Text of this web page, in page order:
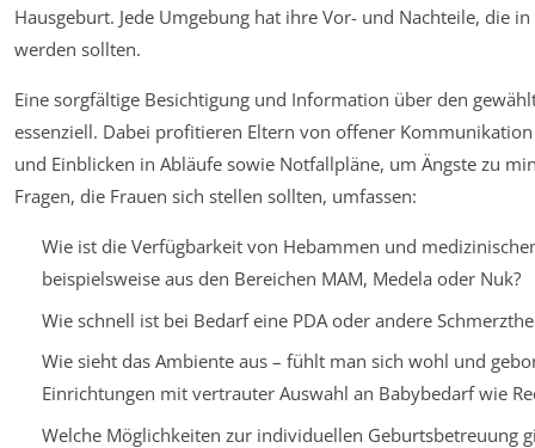
Hausgeburt. Jede Umgebung hat ihre Vor- und Nachteile, die
werden sollten.
Eine sorgfältige Besichtigung und Information über den
essenziell. Dabei profitieren Eltern von offener
und Einblicken in Abläufe sowie Notfallpläne, um Ängste zu
Fragen, die Frauen sich stellen sollten, umfassen:
Wie ist die Verfügbarkeit von Hebammen und
beispielsweise aus den Bereichen MAM, Medela oder Nuk?
Wie schnell ist bei Bedarf eine PDA oder andere
Wie sieht das Ambiente aus – fühlt man sich wohl und
Einrichtungen mit vertrauter Auswahl an Babybedarf wie
Welche Möglichkeiten zur individuellen Geburtsbetreuung